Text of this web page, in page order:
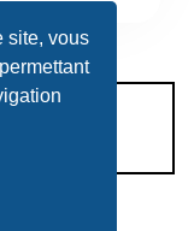
site, vous